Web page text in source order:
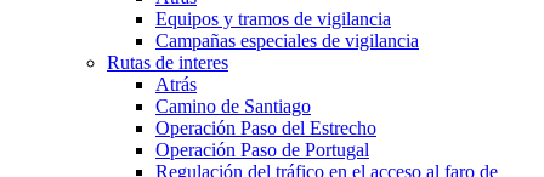
Equipos y tramos de vigilancia
Campañas especiales de vigilancia
Rutas de interes
Atrás
Camino de Santiago
Operación Paso del Estrecho
Operación Paso de Portugal
Regulación del tráfico en el acceso al faro de